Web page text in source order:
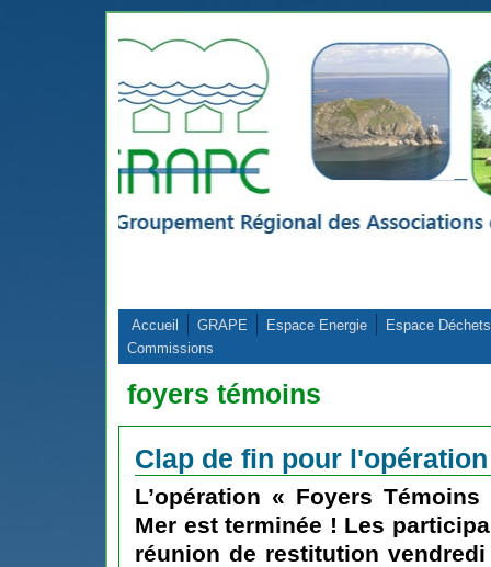
Accueil GRAPE Espace Energie
Espace Déchets
Commissions
foyers témoins
Clap de fin pour
L’opération « Foyers Témoins
Mer est terminée ! Les
réunion de restitution